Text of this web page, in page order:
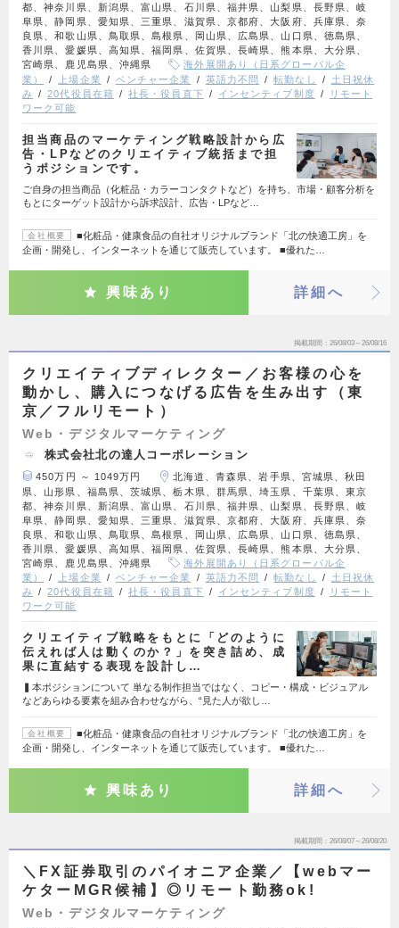
都、神奈川県、新潟県、富山県、石川県、福井県、山梨県、長野県、岐
阜県、静岡県、愛知県、三重県、滋賀県、京都府、大阪府、兵庫県、奈
良県、和歌山県、鳥取県、島根県、岡山県、広島県、山口県、徳島県、
香川県、愛媛県、高知県、福岡県、佐賀県、長崎県、熊本県、大分県、
宮崎県、鹿児島県、沖縄県
海外展開あり（日系グローバル企
業）
上場企業 ベンチャー企業 英語力不問 転勤なし
土日祝休
み
20代役員在籍 社長・役員直下 インセンティブ制度
リモート
ワーク可能
担当商品のマーケティング戦略設計から広
告・LPなどのクリエイティブ統括まで担
うポジションです。
ご自身の担当商品（化粧品・カラーコンタクトなど）を持ち、市場・顧客分析を
もとにターゲット設計から訴求設計、広告・LPなど…
会社概要
■化粧品・健康食品の自社オリジナルブランド「北の快適工房」を
企画・開発し、インターネットを通じて販売しています。 ■優れた…
興味あり 詳細へ
掲載期間 26/08/03～26/08/16
クリエイティブディレクター／お客様の心を
動かし、購入につなげる広告を生み出す（東
京／フルリモート）
Web・デジタルマーケティング
株式会社北の達人コーポレーション
450万円 ～ 1049万円
北海道、青森県、岩手県、宮城県、秋田
県、山形県、福島県、茨城県、栃木県、群馬県、埼玉県、千葉県、東京
都、神奈川県、新潟県、富山県、石川県、福井県、山梨県、長野県、岐
阜県、静岡県、愛知県、三重県、滋賀県、京都府、大阪府、兵庫県、奈
良県、和歌山県、鳥取県、島根県、岡山県、広島県、山口県、徳島県、
香川県、愛媛県、高知県、福岡県、佐賀県、長崎県、熊本県、大分県、
宮崎県、鹿児島県、沖縄県
海外展開あり（日系グローバル企
業）
上場企業 ベンチャー企業 英語力不問 転勤なし
土日祝休
み
20代役員在籍 社長・役員直下 インセンティブ制度
リモート
ワーク可能
クリエイティブ戦略をもとに「どのように
伝えれば人は動くのか？」を突き詰め、成
果に直結する表現を設計し…
▍本ポジションについて 単なる制作担当ではなく、コピー・構成・ビジュアル
などあらゆる要素を組み合わせながら、“見た人が欲し…
会社概要
■化粧品・健康食品の自社オリジナルブランド「北の快適工房」を
企画・開発し、インターネットを通じて販売しています。 ■優れた…
興味あり 詳細へ
掲載期間 26/08/07～26/08/20
＼FX証券取引のパイオニア企業／【webマー
ケターMGR候補】◎リモート勤務ok!
Web・デジタルマーケティング